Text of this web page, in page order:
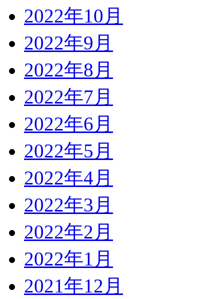
2022年10月
2022年9月
2022年8月
2022年7月
2022年6月
2022年5月
2022年4月
2022年3月
2022年2月
2022年1月
2021年12月